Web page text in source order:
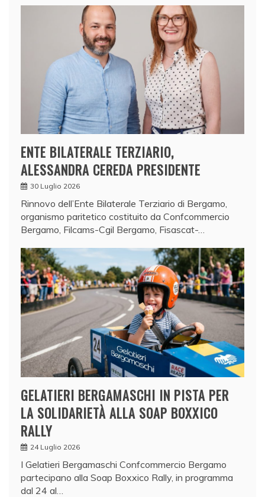
ENTE BILATERALE TERZIARIO,
ALESSANDRA CEREDA PRESIDENTE
30 Luglio 2026
Rinnovo dell’Ente Bilaterale Terziario di Bergamo,
organismo paritetico costituito da Confcommercio
Bergamo, Filcams-Cgil Bergamo, Fisascat-…
GELATIERI BERGAMASCHI IN PISTA PER
LA SOLIDARIETÀ ALLA SOAP BOXXICO
RALLY
24 Luglio 2026
I Gelatieri Bergamaschi Confcommercio Bergamo
partecipano alla Soap Boxxico Rally, in programma
dal 24 al…